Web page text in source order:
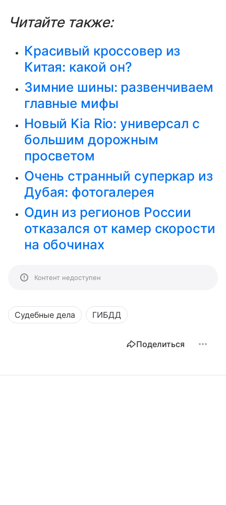
Читайте также:
Красивый кроссовер из
Китая: какой он?
Зимние шины: развенчиваем
главные мифы
Новый Kia Rio: универсал с
большим дорожным
просветом
Очень странный суперкар из
Дубая: фотогалерея
Один из регионов России
отказался от камер скорости
на обочинах
Контент недоступен
Судебные дела ГИБДД
Поделиться